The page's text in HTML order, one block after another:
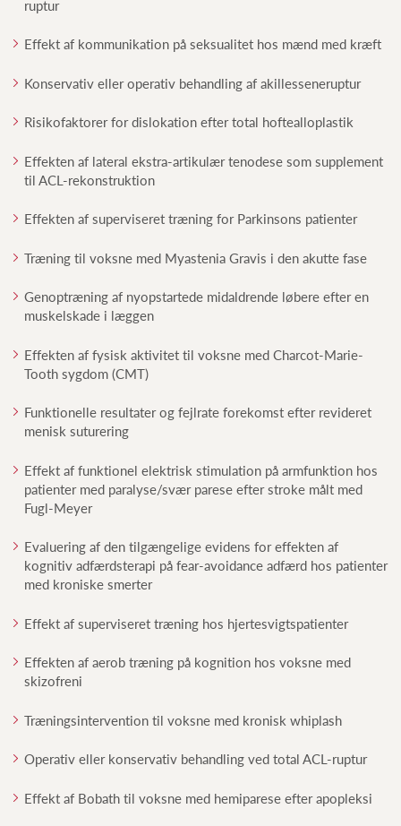
ruptur
Effekt af kommunikation på seksualitet hos mænd med kræft
Konservativ eller operativ behandling af akillesseneruptur
Risikofaktorer for dislokation efter total hoftealloplastik
Effekten af lateral ekstra-artikulær tenodese som supplement
til ACL-rekonstruktion
Effekten af superviseret træning for Parkinsons patienter
Træning til voksne med Myastenia Gravis i den akutte fase
Genoptræning af nyopstartede midaldrende løbere efter en
muskelskade i læggen
Effekten af fysisk aktivitet til voksne med Charcot-Marie-
Tooth sygdom (CMT)
Funktionelle resultater og fejlrate forekomst efter revideret
menisk suturering
Effekt af funktionel elektrisk stimulation på armfunktion hos
patienter med paralyse/svær parese efter stroke målt med
Fugl-Meyer
Evaluering af den tilgængelige evidens for effekten af
kognitiv adfærdsterapi på fear-avoidance adfærd hos patienter
med kroniske smerter
Effekt af superviseret træning hos hjertesvigtspatienter
Effekten af aerob træning på kognition hos voksne med
skizofreni
Træningsintervention til voksne med kronisk whiplash
Operativ eller konservativ behandling ved total ACL-ruptur
Effekt af Bobath til voksne med hemiparese efter apopleksi